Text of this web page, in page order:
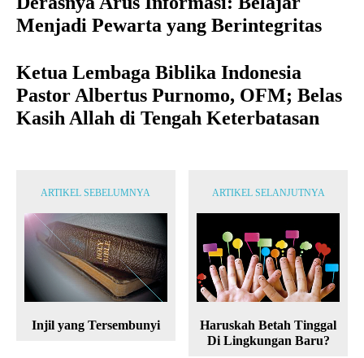
Menjadi Pewarta yang Berintegritas
Ketua Lembaga Biblika Indonesia
Pastor Albertus Purnomo, OFM; Belas
Kasih Allah di Tengah Keterbatasan
ARTIKEL SEBELUMNYA
Injil yang Tersembunyi
ARTIKEL SELANJUTNYA
Haruskah Betah Tinggal
Di Lingkungan Baru?